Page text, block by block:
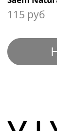
115 руб